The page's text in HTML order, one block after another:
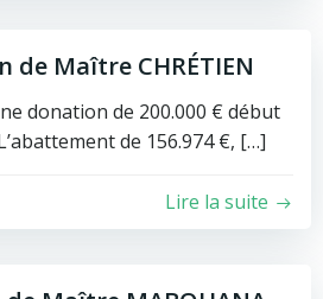
de Maître CHRÉTIEN
donation de 200.000 € début
de 156.974 €, […]
Lire la suite